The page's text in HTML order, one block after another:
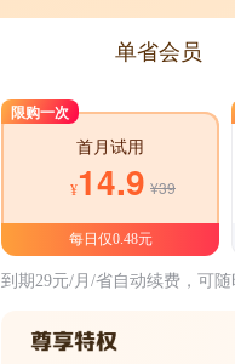
单省会员
限购一次
首月试用
¥14.9 ¥39
每日仅0.48元
到期29元/月/省自动续费，可随